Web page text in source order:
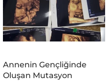
Annenin Gençliğinde
Oluşan Mutasyon